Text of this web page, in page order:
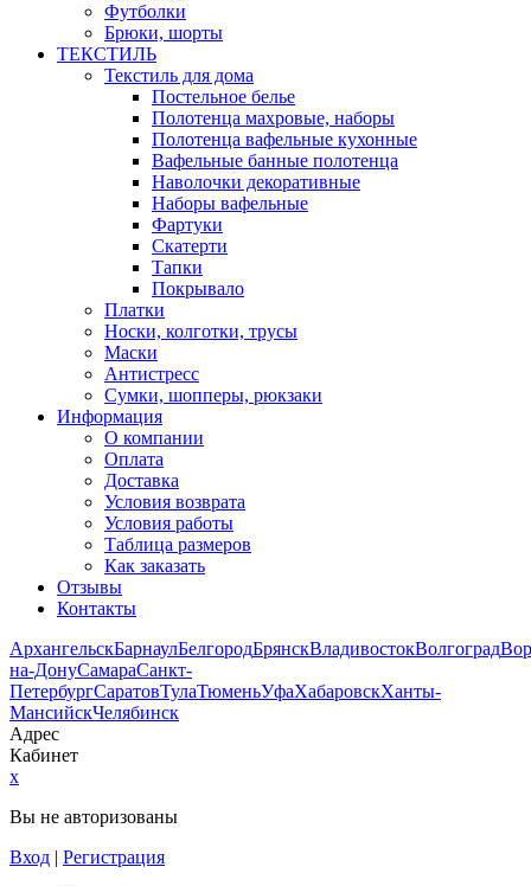
Футболки
Брюки, шорты
ТЕКСТИЛЬ
Текстиль для дома
Постельное белье
Полотенца махровые, наборы
Полотенца вафельные кухонные
Вафельные банные полотенца
Наволочки декоративные
Наборы вафельные
Фартуки
Скатерти
Тапки
Покрывало
Платки
Носки, колготки, трусы
Маски
Антистресс
Сумки, шопперы, рюкзаки
Информация
О компании
Оплата
Доставка
Условия возврата
Условия работы
Таблица размеров
Как заказать
Отзывы
Контакты
АрхангельскБарнаулБелгородБрянскВладивостокВолгоград
на-ДонуСамараСанкт-
ПетербургСаратовТулаТюменьУфаХабаровскХанты-
МансийскЧелябинск
Адрес
Кабинет
x
Вы не авторизованы
Вход | Регистрация